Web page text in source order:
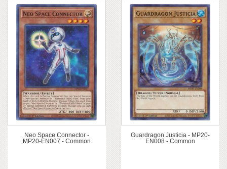
Neo Space Connector -
MP20-EN007 - Common
Guardragon Justicia - MP20-
EN008 - Common